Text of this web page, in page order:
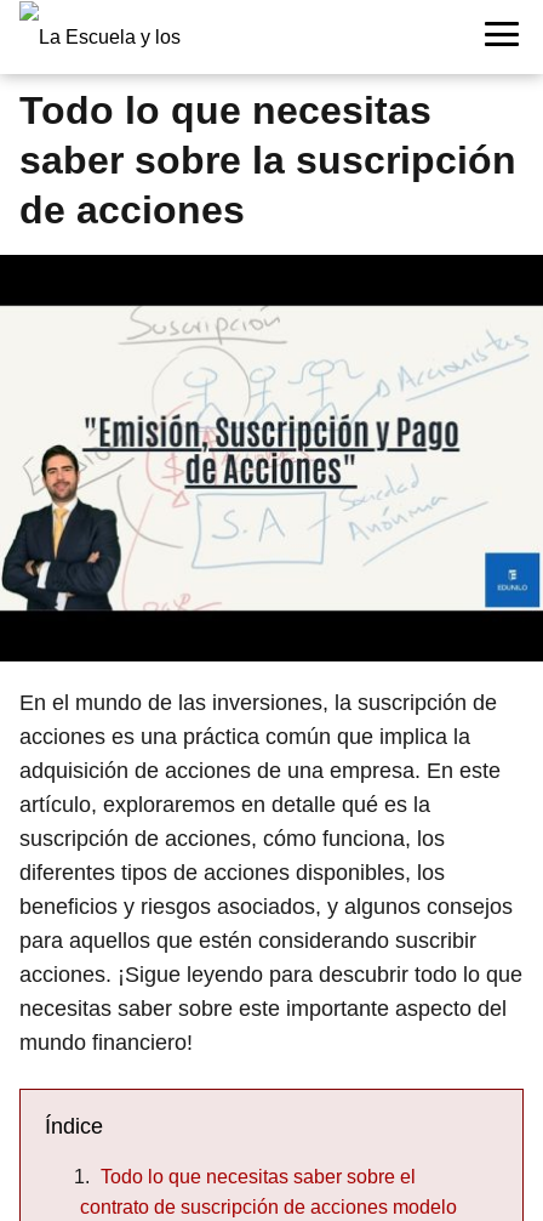
Todo lo que necesitas
saber sobre la suscripción
de acciones
En el mundo de las inversiones, la suscripción de
acciones es una práctica común que implica la
adquisición de acciones de una empresa. En este
artículo, exploraremos en detalle qué es la
suscripción de acciones, cómo funciona, los
diferentes tipos de acciones disponibles, los
beneficios y riesgos asociados, y algunos consejos
para aquellos que estén considerando suscribir
acciones. ¡Sigue leyendo para descubrir todo lo que
necesitas saber sobre este importante aspecto del
mundo financiero!
Índice
Todo lo que necesitas saber sobre el
contrato de suscripción de acciones modelo